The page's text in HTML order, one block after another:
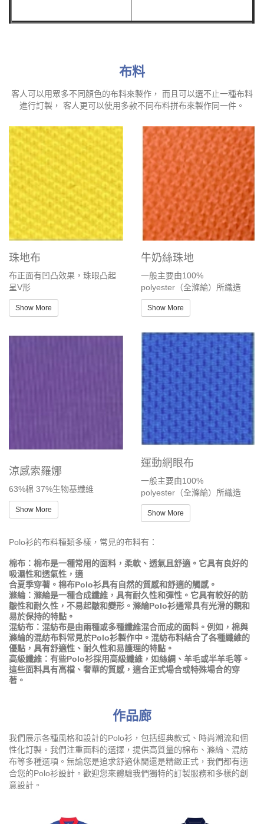
布料
客人可以用眾多不同顏色的布料來製作， 而且可以選不止一種布料
進行訂製， 客人更可以使用多款不同布料拼布來製作同一件。
珠地布
布正面有凹凸效果，珠眼凸起
呈V形
Show More
牛奶絲珠地
一般主要由100%
polyester（全滌綸）所織造
Show More
涼感索羅娜
63%棉 37%生物基纖維
Show More
運動網眼布
一般主要由100%
polyester（全滌綸）所織造
Show More
Polo衫的布料種類多樣，常見的布料有：
棉布：棉布是一種常用的面料，柔軟、透氣且舒適。它具有良好的
吸濕性和透氣性，適
合夏季穿著。棉布Polo衫具有自然的質感和舒適的觸感。
滌綸：滌綸是一種合成纖維，具有耐久性和彈性。它具有較好的防
皺性和耐久性，不易起皺和變形。滌綸Polo衫通常具有光滑的觀和
易於保持的特點。
混紡布：混紡布是由兩種或多種纖維混合而成的面料。例如，棉與
滌綸的混紡布料常見於Polo衫製作中。混紡布料結合了各種纖維的
優點，具有舒適性、耐久性和易護理的特點。
高級纖維：有些Polo衫採用高級纖維，如絲綢、羊毛或半羊毛等。
這些面料具有高檔、奢華的質感，適合正式場合或特殊場合的穿
著。
作品廊
我們展示各種風格和設計的Polo衫，包括經典款式、時尚潮流和個
性化訂製。我們注重面料的選擇，提供高質量的棉布、滌綸、混紡
布等多種選項。無論您是追求舒適休閒還是精緻正式，我們都有適
合您的Polo衫設計。歡迎您來體驗我們獨特的訂製服務和多樣的創
意設計。